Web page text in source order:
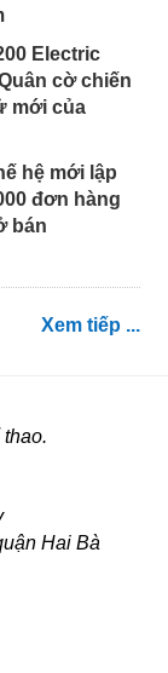
Electric
cờ chiến
mới của
hệ mới lập
đơn hàng
bán
Xem tiếp ...
Hai Bà